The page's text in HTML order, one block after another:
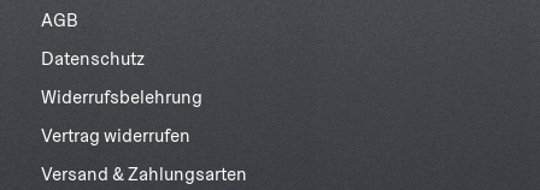
AGB
Datenschutz
Widerrufsbelehrung
Vertrag widerrufen
Versand & Zahlungsarten